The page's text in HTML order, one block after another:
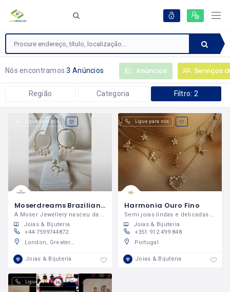
Nós encontramos3 Anúncios Anúncios Serviços
Região Categoria Filtro: 2
Ligue para nós
Moserdreams Brazilian Jewellery
Joias & Bijuteria
+44-7599744872
London, Greater London, England, United Kingdom
Joias & Bijuteria
Ligue para nós
Harmonia Ouro Fino
Joias & Bijuteria
+351 912 499 848
Portugal
Joias & Bijuteria
Ligue para nós